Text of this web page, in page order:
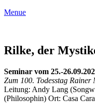
Menue
Rilke, der
Seminar vom 25.-
Zum 100. Todesstag Rainer
Leitung: Andy Lang
(Philosophin) Ort: Casa